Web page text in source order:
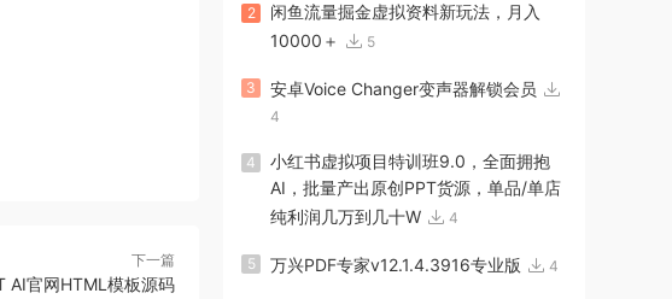
下一篇
AI官网HTML模板源码
2
闲鱼流量掘金虚拟资料新玩法，月入
10000＋
5
3 安卓Voice Changer变声器解锁会员
4
4
小红书虚拟项目特训班9.0，全面拥抱
AI，批量产出原创PPT货源，单品/单店
纯利润几万到几十W
4
5 万兴PDF专家v12.1.4.3916专业版 4